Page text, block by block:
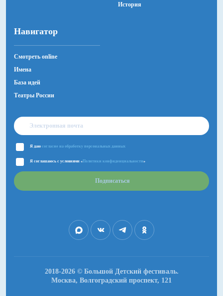
История
Навигатор
Смотреть online
Имена
База идей
Театры России
Я даю согласие на обработку персональных данных
Я соглашаюсь с условиями « Политики конфиденциальности»
Подписаться
2018-2026 © Большой Детский фестиваль.
Москва, Волгоградский проспект, 121